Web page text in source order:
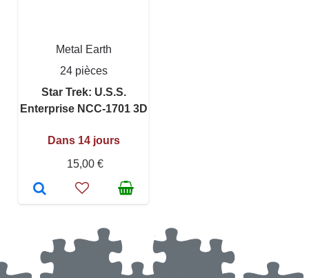
Metal Earth
24 pièces
Star Trek: U.S.S.
Enterprise NCC-1701 3D
Dans 14 jours
15,00 €